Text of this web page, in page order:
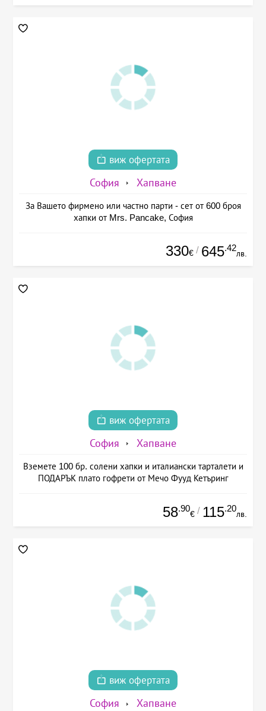
виж офертата
София Хапване
За Вашето фирмено или частно парти - сет от 600 броя
хапки от Mrs. Pancake, София
330€ / 645.42
лв.
виж офертата
София Хапване
Вземете 100 бр. солени хапки и италиански тарталети и
ПОДАРЪК плато гофрети от Мечо Фууд Кетъринг
58.90
€ / 115.20
лв.
виж офертата
София Хапване